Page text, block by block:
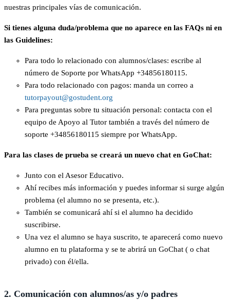
nuestras principales vías de comunicación.
Si tienes alguna duda/problema que no aparece en las FAQs ni en
las Guidelines:
Para todo lo relacionado con alumnos/clases: escribe al
número de Soporte por WhatsApp +34856180115.
Para todo relacionado con pagos: manda un correo a
tutorpayout@gostudent.org
Para preguntas sobre tu situación personal: contacta con el
equipo de Apoyo al Tutor también a través del número de
soporte +34856180115 siempre por WhatsApp.
Para las clases de prueba se creará un nuevo chat en GoChat:
Junto con el Asesor Educativo.
Ahí recibes más información y puedes informar si surge algún
problema (el alumno no se presenta, etc.).
También se comunicará ahí si el alumno ha decidido
suscribirse.
Una vez el alumno se haya suscrito, te aparecerá como nuevo
alumno en tu plataforma y se te abrirá un GoChat ( o chat
privado) con él/ella.
2. Comunicación con alumnos/as y/o padres